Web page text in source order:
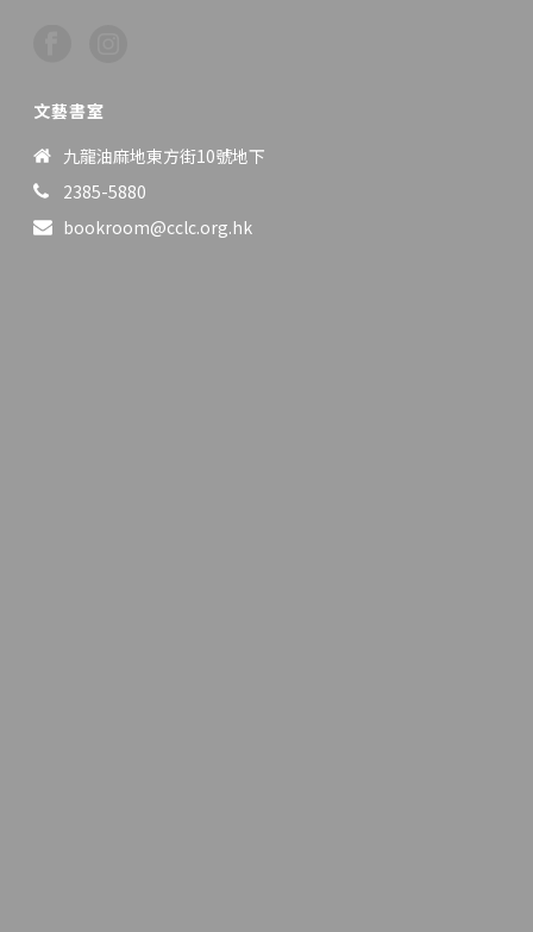
文藝書室
九龍油麻地東方街10號地下
2385-5880
bookroom@cclc.org.hk